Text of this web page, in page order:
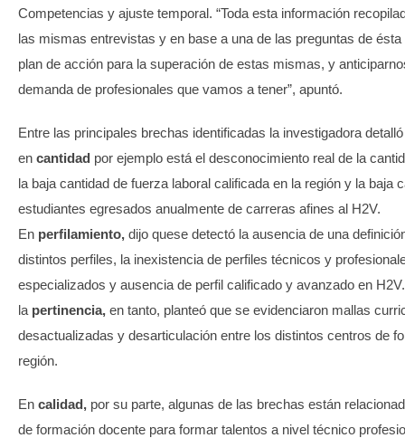
Competencias y ajuste temporal. “Toda esta información
las mismas entrevistas y en base a una de las preguntas de
plan de acción para la superación de estas mismas, y
demanda de profesionales que vamos a tener”, apuntó.
Entre las principales brechas identificadas la investigadora
en cantidad por ejemplo está el desconocimiento real de la
la baja cantidad de fuerza laboral calificada en la región y la baja
estudiantes egresados anualmente de carreras afines al H2V.
En perfilamiento, dijo quese detectó la ausencia de una
distintos perfiles, la inexistencia de perfiles técnicos y
especializados y ausencia de perfil calificado y avanzado en
la pertinencia, en tanto, planteó que se evidenciaron mallas
desactualizadas y desarticulación entre los distintos centros de
región.
En calidad, por su parte, algunas de las brechas están
de formación docente para formar talentos a nivel técnico